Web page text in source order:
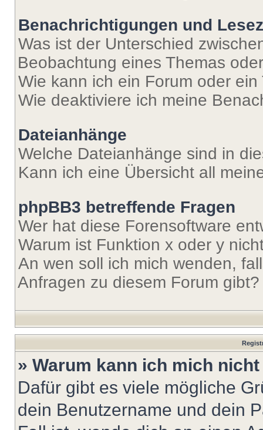
Benachrichtigungen und
Was ist der Unterschied
Beobachtung eines Themas
Wie kann ich ein Forum oder
Wie deaktiviere ich meine
Dateianhänge
Welche Dateianhänge sind in
Kann ich eine Übersicht all
phpBB3 betreffende Fragen
Wer hat diese Forensoftware
Warum ist Funktion x oder y
An wen soll ich mich wenden,
Anfragen zu diesem Forum gibt?
» Warum kann ich mich
Dafür gibt es viele mögliche
dein Benutzername und dein